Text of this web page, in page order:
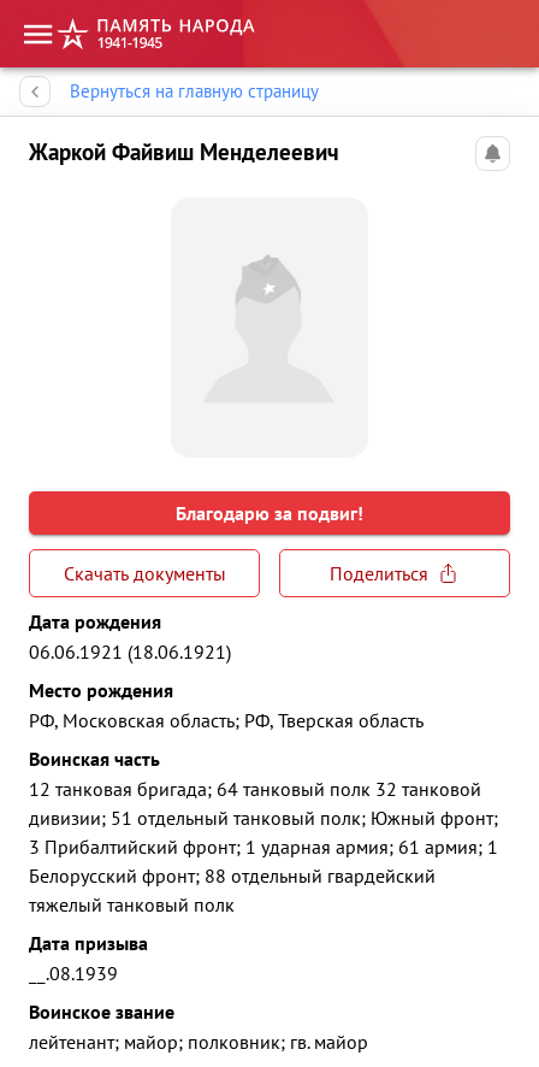
Вернуться на главную страницу
Жаркой Файвиш Менделеевич
Благодарю за подвиг!
Скачать документы
Поделиться
Дата рождения
06.06.1921 (18.06.1921)
Место рождения
РФ, Московская область; РФ, Тверская область
Воинская часть
12 танковая бригада; 64 танковый полк 32 танковой
дивизии; 51 отдельный танковый полк; Южный фронт;
3 Прибалтийский фронт; 1 ударная армия; 61 армия; 1
Белорусский фронт; 88 отдельный гвардейский
тяжелый танковый полк
Дата призыва
__.08.1939
Воинское звание
лейтенант; майор; полковник; гв. майор
Память народа